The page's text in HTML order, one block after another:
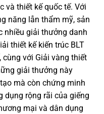
và thiết kế quốc tế. Với
năng lẫn thẩm mỹ, sản
nhiều giải thưởng danh
thiết kế kiến trúc BLT
cùng với Giải vàng thiết
giải thưởng này
mà còn chứng minh
dụng rộng rãi của giếng
mại và dân dụng